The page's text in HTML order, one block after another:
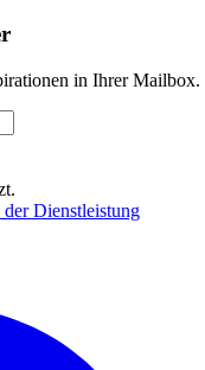
in Ihrer Mailbox.
Dienstleistung